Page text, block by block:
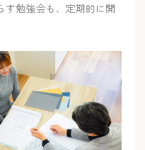
す勉強会も、定期的に開